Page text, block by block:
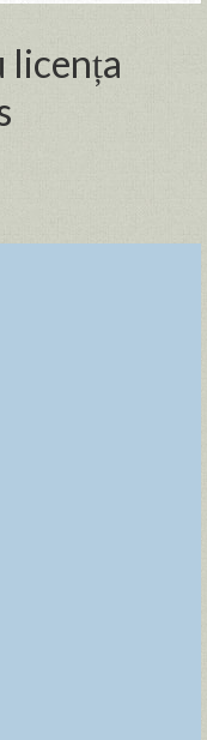
licența